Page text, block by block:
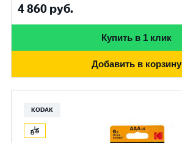
4 860 руб.
Купить в 1 клик
Добавить в корзину
KODAK